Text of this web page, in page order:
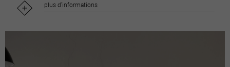
plus d'informations